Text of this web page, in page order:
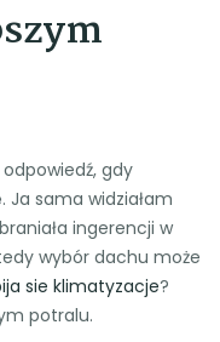
gdy
Ja sama widziałam
ingerencji w
wybór dachu może
sie klimatyzacje?
potralu.